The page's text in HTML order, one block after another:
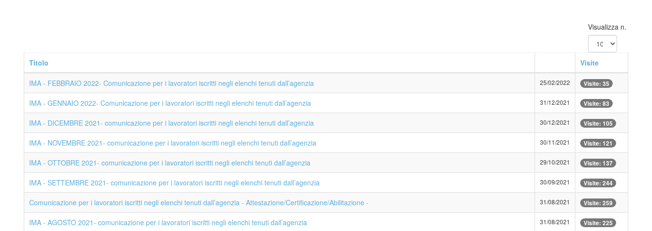
Visualizza n.
Titolo Visite
IMA - FEBBRAIO 2022- Comunicazione per i lavoratori iscritti negli elenchi tenuti dall’agenzia 25/02/2022 Visite: 35
IMA - GENNAIO 2022- Comunicazione per i lavoratori iscritti negli elenchi tenuti dall’agenzia 31/12/2021 Visite: 83
IMA - DICEMBRE 2021- comunicazione per i lavoratori iscritti negli elenchi tenuti dall’agenzia 30/12/2021 Visite: 105
IMA - NOVEMBRE 2021- comunicazione per i lavoratori iscritti negli elenchi tenuti dall’agenzia 30/11/2021 Visite: 121
IMA - OTTOBRE 2021- comunicazione per i lavoratori iscritti negli elenchi tenuti dall’agenzia 29/10/2021 Visite: 137
IMA - SETTEMBRE 2021- comunicazione per i lavoratori iscritti negli elenchi tenuti dall’agenzia 30/09/2021 Visite: 244
Comunicazione per i lavoratori iscritti negli elenchi tenuti dall’agenzia - Attestazione/Certificazione/Abilitazione - 31/08/2021 Visite: 259
IMA - AGOSTO 2021- comunicazione per i lavoratori iscritti negli elenchi tenuti dall’agenzia 31/08/2021 Visite: 225